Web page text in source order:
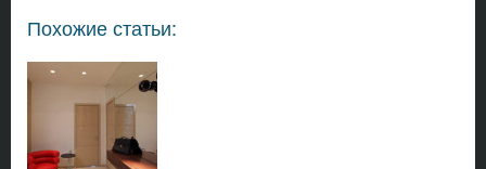
Похожие статьи: